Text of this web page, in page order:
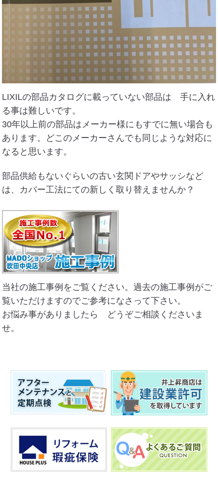
LIXILの部品カタログに載っていない部品は 手に入れ
る事は難しいです。
30年以上前の部品はメーカー様にもすでに無い場合も
あります。どこのメーカーさんでも同じような対応に
なると思います。
部品供給もないぐらいの古い玄関ドアやサッシなど
は、カバー工法にての新しく取り替えませんか？
当社の施工事例をご覧ください。過去の施工事例がご
覧いただけますのでご参考になさって下さい。
お悩み事がありましたら どうぞご相談くださいま
せ。